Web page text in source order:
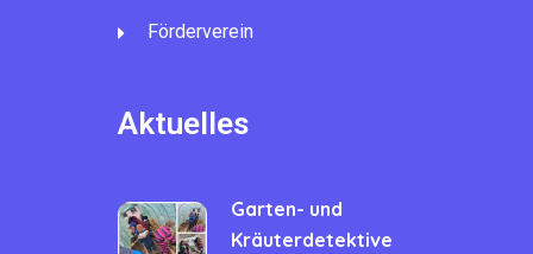
Förderverein
Aktuelles
Garten- und
Kräuterdetektive